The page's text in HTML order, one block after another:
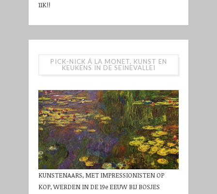
11K!!
PICK-NICK Á LA MONET, KUNST EN
KEUKENS IN DE SEINEVALLEI
KUNSTENAARS, MET IMPRESSIONISTEN OP
KOP, WERDEN IN DE 19e EEUW BIJ BOSJES